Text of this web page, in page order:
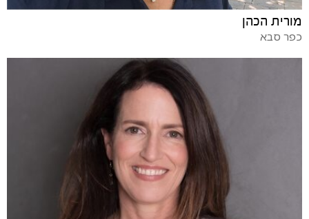
מורית הכהן
כפר סבא